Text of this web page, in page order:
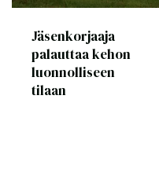
Jäsenkorjaaja
palauttaa kehon
luonnolliseen
tilaan